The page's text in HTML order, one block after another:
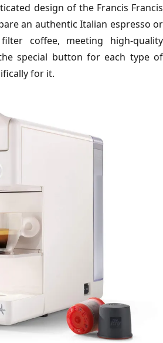
design of the Francis Francis
an authentic Italian espresso or
coffee, meeting high-quality
special button for each type of
for it.